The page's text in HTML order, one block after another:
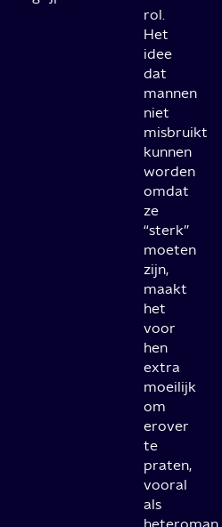
rol.
Het
idee
dat
mannen
niet
misbruikt
kunnen
worden
omdat
ze
“sterk”
moeten
zijn,
maakt
het
voor
hen
extra
moeilijk
om
erover
te
praten,
vooral
als